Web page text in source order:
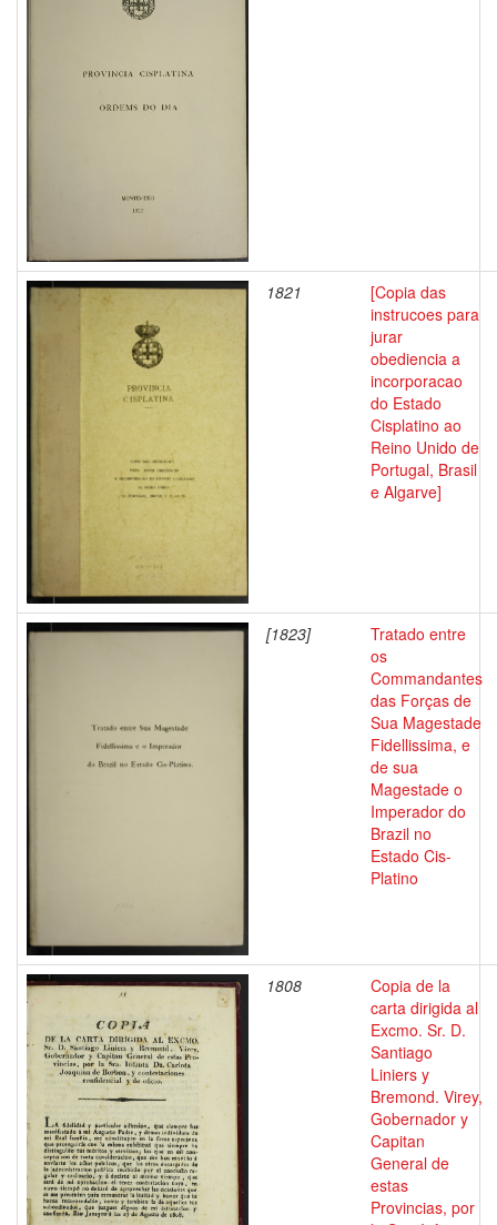
1821
[Copia das
instrucoes para
jurar
obediencia a
incorporacao
do Estado
Cisplatino ao
Reino Unido de
Portugal, Brasil
e Algarve]
[1823]
Tratado entre
os
Commandantes
das Forças de
Sua Magestade
Fidellissima, e
de sua
Magestade o
Imperador do
Brazil no
Estado Cis-
Platino
1808
Copia de la
carta dirigida al
Excmo. Sr. D.
Santiago
Liniers y
Bremond. Virey,
Gobernador y
Capitan
General de
estas
Provincias, por